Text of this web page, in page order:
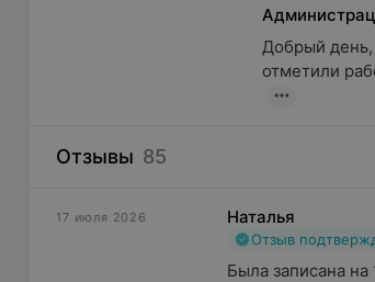
Добрый день,
отметили
Отзывы 85
17 июля 2026 Наталья
Отзыв
Была записана на